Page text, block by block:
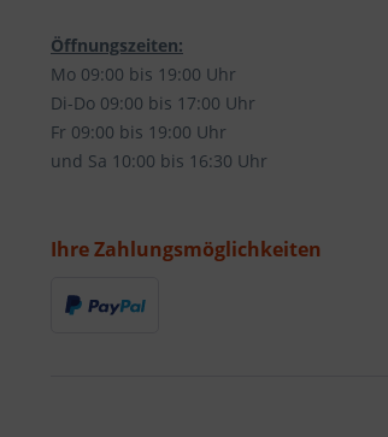
Öffnungszeiten:
Mo 09:00 bis 19:00 Uhr
Di-Do 09:00 bis 17:00 Uhr
Fr 09:00 bis 19:00 Uhr
und Sa 10:00 bis 16:30 Uhr
Ihre Zahlungsmöglichkeiten